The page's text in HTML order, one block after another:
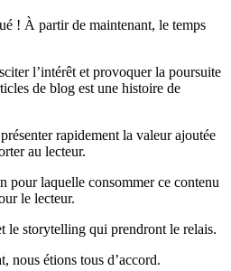
! À partir de maintenant, le temps
l’intérêt et provoquer la poursuite
de blog est une histoire de
rapidement la valeur ajoutée
au lecteur.
pour laquelle consommer ce contenu
le lecteur.
le storytelling qui prendront le relais.
nous étions tous d’accord.